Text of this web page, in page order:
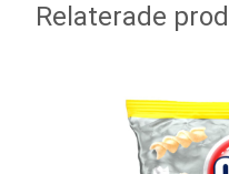
Relaterade